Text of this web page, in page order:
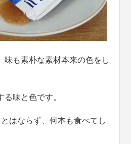
味も素朴な素材本来の色をし
味と色です。
はならず、何本も食べてし